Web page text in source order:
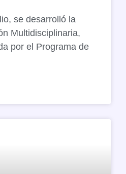
se desarrolló la
Multidisciplinaria,
por el Programa de